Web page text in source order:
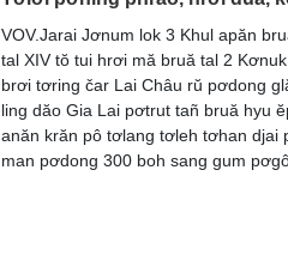
VOV.Jarai Jơnum lok 3 Khul apăn
tal XIV tŏ tui hrơi mă bruă tal 2
brơi tơring čar Lai Châu rŭ pơdong
ling dăo Gia Lai pơtrut tañ bruă hyu
anăn krăn pô tơlang tơleh tơhan djai
man pơdong 300 boh sang gum